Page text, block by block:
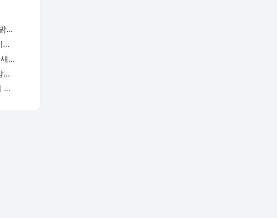
전현무, ♥홍주연 아나와 열애→결혼설 밝혔다 "20세 연하 그 친구에게 …
산다라박 성착취 논란 "14살과 나이 속이고 데이트" [종합]
연예계 떠난 女배우, 13년 만 '물류센터' 새벽 알바 포착 "지옥 같았다"
한국 거주 20대 日인플루언서, 라이브 방송 도중 사망..시청자들 목격 '충격'
'사망설' 돌던 공형진, 1억짜리 시계 10개 팔아 직원 월급…"치아 빠질 정도 스트레스"